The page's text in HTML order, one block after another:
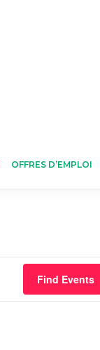
OFFRES D’EMPLOI
Find Events